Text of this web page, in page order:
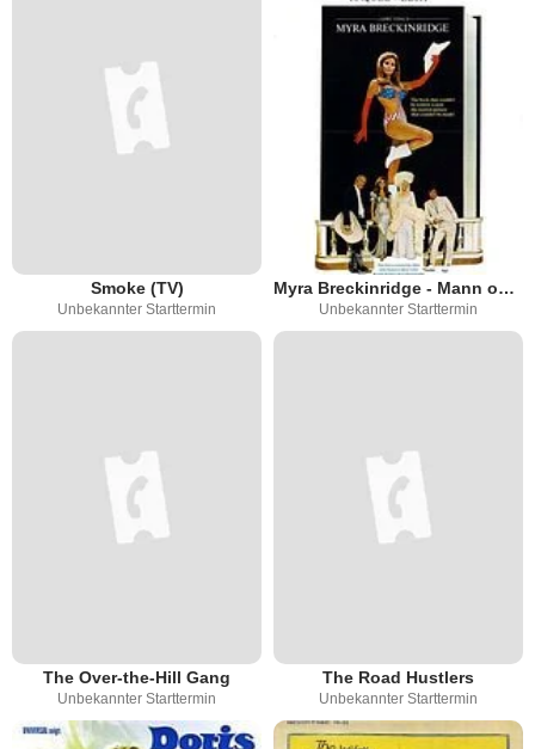
Smoke (TV)
Unbekannter Starttermin
Myra Breckinridge - Mann oder Frau?
Unbekannter Starttermin
The Over-the-Hill Gang
Unbekannter Starttermin
The Road Hustlers
Unbekannter Starttermin